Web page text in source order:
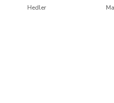
Hedler